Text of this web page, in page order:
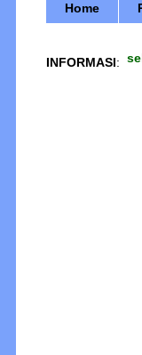
Home
INFORMASI:
selamat